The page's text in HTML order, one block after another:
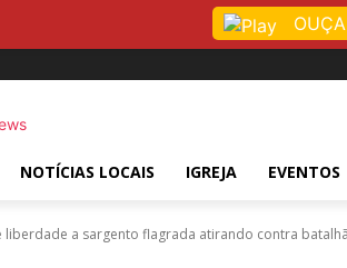
NOTÍCIAS LOCAIS IGREJA EVENTOS
liberdade a sargento flagrada atirando contra